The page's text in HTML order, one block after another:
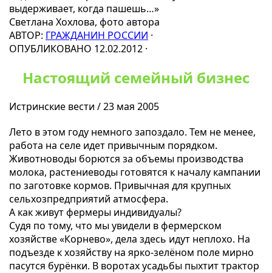
выдерживает, когда пашешь…»
Светлана Хохлова, фото автора
АВТОР: ГРАЖДАНИН РОССИИ ·
ОПУБЛИКОВАНО 12.02.2012 ·
Настоящий семейный бизнес
Истринские вести / 23 мая 2005
Лето в этом году немного запоздало. Тем не менее,
работа на селе идет привычным порядком.
Животноводы борются за объемы производства
молока, растениеводы готовятся к началу кампании
по заготовке кормов. Привычная для крупных
сельхозпредприятий атмосфера.
А как живут фермеры индивидуалы?
Судя по тому, что мы увидели в фермерском
хозяйстве «Корнево», дела здесь идут неплохо. На
подъезде к хозяйству на ярко-зелёном поле мирно
пасутся бурёнки. В воротах усадьбы пыхтит трактор